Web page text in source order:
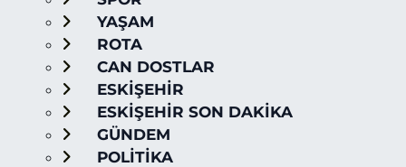
YAŞAM
ROTA
CAN DOSTLAR
ESKİŞEHİR
ESKİŞEHİR SON DAKİKA
GÜNDEM
POLİTİKA